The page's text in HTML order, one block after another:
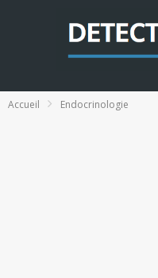
Accueil Endocrinologie